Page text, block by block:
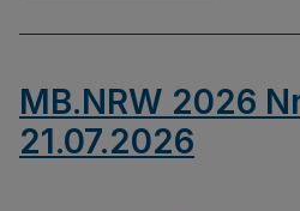
MB.NRW 2026
21.07.2026